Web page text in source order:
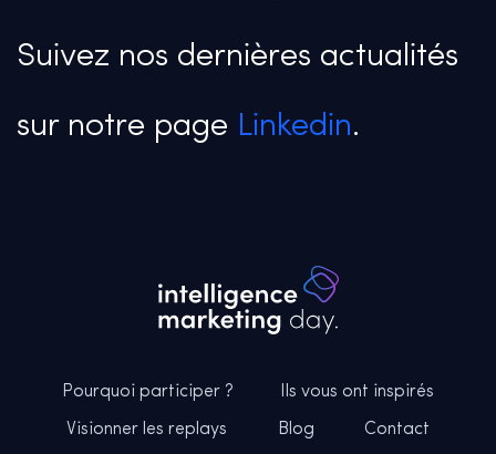
Suivez nos dernières actualités
sur notre page Linkedin.
Pourquoi participer ? Ils vous ont inspirés
Visionner les replays Blog Contact